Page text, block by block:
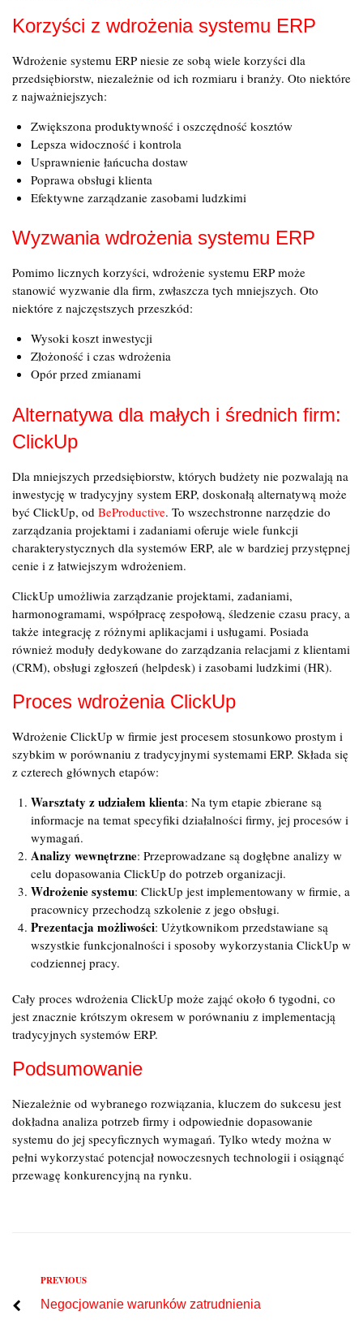
Korzyści z wdrożenia systemu ERP
Wdrożenie systemu ERP niesie ze sobą wiele korzyści dla
przedsiębiorstw, niezależnie od ich rozmiaru i branży. Oto niektóre
z najważniejszych:
Zwiększona produktywność i oszczędność kosztów
Lepsza widoczność i kontrola
Usprawnienie łańcucha dostaw
Poprawa obsługi klienta
Efektywne zarządzanie zasobami ludzkimi
Wyzwania wdrożenia systemu ERP
Pomimo licznych korzyści, wdrożenie systemu ERP może
stanowić wyzwanie dla firm, zwłaszcza tych mniejszych. Oto
niektóre z najczęstszych przeszkód:
Wysoki koszt inwestycji
Złożoność i czas wdrożenia
Opór przed zmianami
Alternatywa dla małych i średnich firm:
ClickUp
Dla mniejszych przedsiębiorstw, których budżety nie pozwalają na
inwestycję w tradycyjny system ERP, doskonałą alternatywą może
być ClickUp, od BeProductive. To wszechstronne narzędzie do
zarządzania projektami i zadaniami oferuje wiele funkcji
charakterystycznych dla systemów ERP, ale w bardziej przystępnej
cenie i z łatwiejszym wdrożeniem.
ClickUp umożliwia zarządzanie projektami, zadaniami,
harmonogramami, współpracę zespołową, śledzenie czasu pracy, a
także integrację z różnymi aplikacjami i usługami. Posiada
również moduły dedykowane do zarządzania relacjami z klientami
(CRM), obsługi zgłoszeń (helpdesk) i zasobami ludzkimi (HR).
Proces wdrożenia ClickUp
Wdrożenie ClickUp w firmie jest procesem stosunkowo prostym i
szybkim w porównaniu z tradycyjnymi systemami ERP. Składa się
z czterech głównych etapów:
Warsztaty z udziałem klienta: Na tym etapie zbierane są
informacje na temat specyfiki działalności firmy, jej procesów i
wymagań.
Analizy wewnętrzne: Przeprowadzane są dogłębne analizy w
celu dopasowania ClickUp do potrzeb organizacji.
Wdrożenie systemu: ClickUp jest implementowany w firmie, a
pracownicy przechodzą szkolenie z jego obsługi.
Prezentacja możliwości: Użytkownikom przedstawiane są
wszystkie funkcjonalności i sposoby wykorzystania ClickUp w
codziennej pracy.
Cały proces wdrożenia ClickUp może zająć około 6 tygodni, co
jest znacznie krótszym okresem w porównaniu z implementacją
tradycyjnych systemów ERP.
Podsumowanie
Niezależnie od wybranego rozwiązania, kluczem do sukcesu jest
dokładna analiza potrzeb firmy i odpowiednie dopasowanie
systemu do jej specyficznych wymagań. Tylko wtedy można w
pełni wykorzystać potencjał nowoczesnych technologii i osiągnąć
przewagę konkurencyjną na rynku.
Nawigacja
wpisu
Previous
PREVIOUS
Negocjowanie warunków zatrudnienia